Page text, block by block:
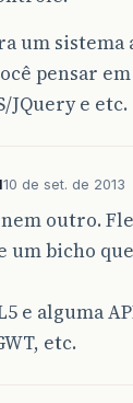
um
pensar
JQuery e etc.
10 de set. de 2013
outro.
um bicho
e alguma
etc.